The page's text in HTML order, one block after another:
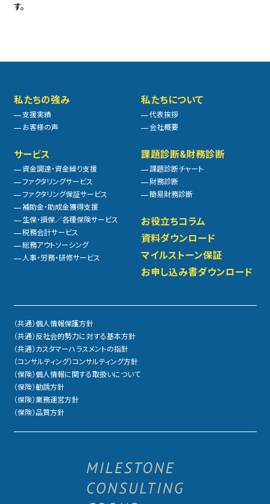
す。
サービス
資金調達・資金繰り支援
ファクタリングサービス
ファクタリング保証サービス
補助金・助成金獲得支援
生保・損保／各種保険サービス
税務会計サービス
総務アウトソーシング
人事・労務・研修サービス
私たちの強み
支援実績
お客様の声
課題診断&財務診断
課題診断チャート
財務診断
簡易財務診断
お役立ちコラム
資料ダウンロード
マイルストーン保証
お申し込み書ダウンロード
私たちについて
代表挨拶
会社概要
（共通）個人情報保護方針
（共通）反社会的勢力に対する基本方針
（共通）カスタマーハラスメントの指針
（コンサルティング）コンサルティング方針
（保険）個人情報に関する取扱いについて
（保険）勧誘方針
（保険）業務運営方針
（保険）品質方針